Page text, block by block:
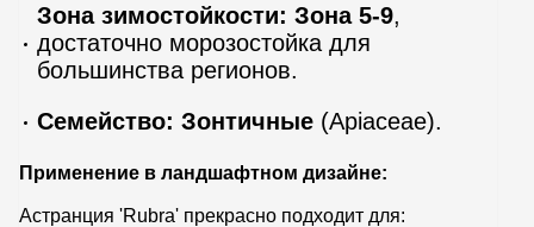
Зона зимостойкости: Зона 5-9,
достаточно морозостойка для
большинства регионов.
Семейство: Зонтичные (Apiaceae).
Применение в ландшафтном дизайне:
Астранция 'Rubra' прекрасно подходит для: